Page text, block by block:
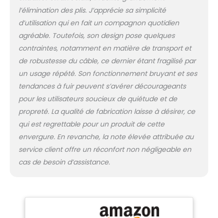
sur les tissus que le
repassage pour un
entretien naturel des
vêtements en utilisant
la puissance de la
supérieur : lorsque vous
choisissez un produit
Steamfast, vous
investissez dans des
performances et un
design supérieurs qui
vous offriront une
satisfaction totale.
Sinon, nous le
2 ans Conçu pour
américaines. Certifié,
testé pour la sécurité
l’élimination des plis. J’apprécie sa simplicité
d’utilisation qui en fait un compagnon quotidien
agréable. Toutefois, son design pose quelques
contraintes, notamment en matière de transport et
de robustesse du câble, ce dernier étant fragilisé par
un usage répété. Son fonctionnement bruyant et ses
tendances à fuir peuvent s’avérer décourageants
pour les utilisateurs soucieux de quiétude et de
propreté. La qualité de fabrication laisse à désirer, ce
qui est regrettable pour un produit de cette
envergure. En revanche, la note élevée attribuée au
service client offre un réconfort non négligeable en
cas de besoin d’assistance.